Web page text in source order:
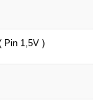
Pin 1,5V )